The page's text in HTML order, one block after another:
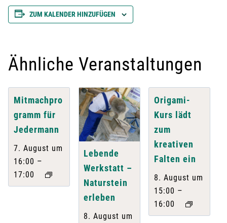
ZUM KALENDER HINZUFÜGEN
Ähnliche Veranstaltungen
Mitmachpro
gramm für
Jedermann
7. August um
16:00 –
17:00
Lebende
Werkstatt –
Naturstein
erleben
8. August um
Origami-
Kurs lädt
zum
kreativen
Falten ein
8. August um
15:00 –
16:00